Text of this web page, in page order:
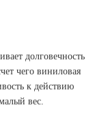
долговечность
чего виниловая
к действию
вес.